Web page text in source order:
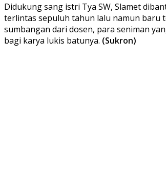
Didukung sang istri Tya SW, Slamet
terlintas sepuluh tahun lalu namun baru
sumbangan dari dosen, para seniman
bagi karya lukis batunya. (Sukron)